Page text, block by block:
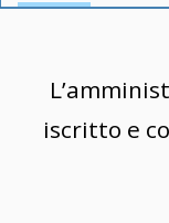
iscritto e